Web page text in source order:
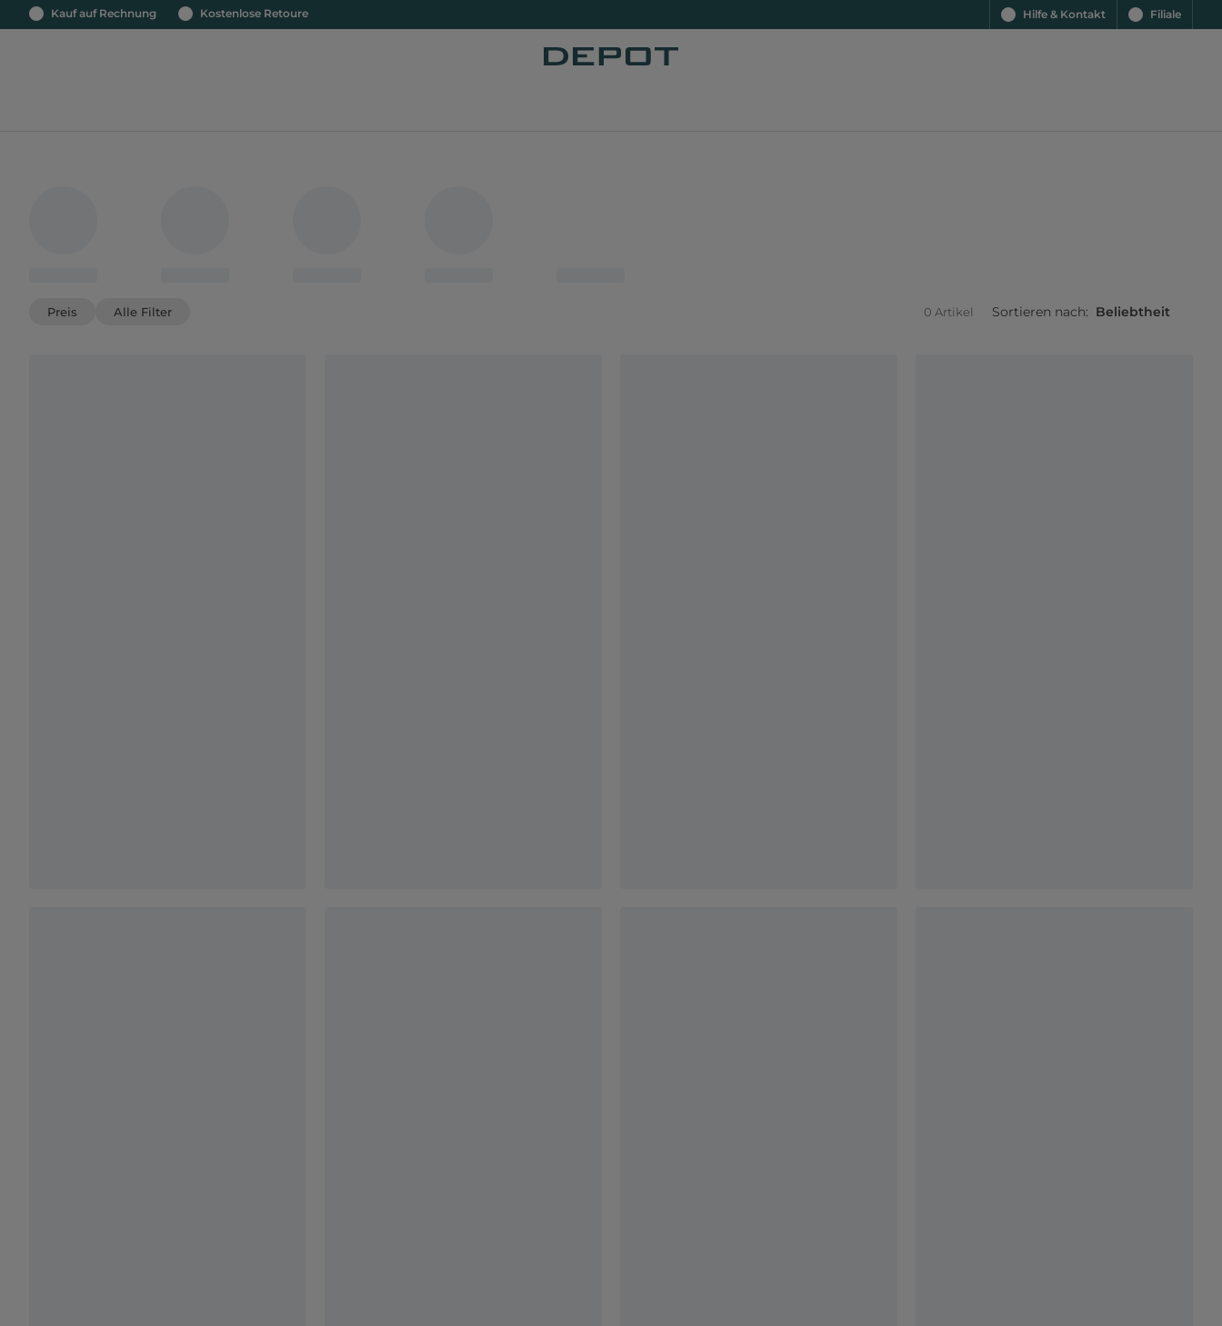
Kauf auf Rechnung Kostenlose Retoure Hilfe & Kontakt Filiale
Preis Alle Filter 0 Artikel Sortieren nach: Beliebtheit